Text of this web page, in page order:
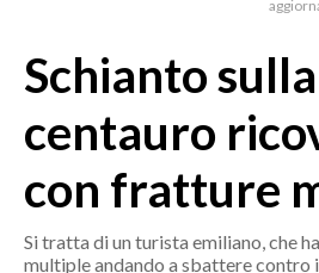
MEDIO CAMPIDANO
SASSARI E PROVINCIA
NUORO E PROVINCIA
OGLIASTRA
Schianto
centauro
con fratture
Si tratta di un turista emiliano, che
multiple andando a sbattere contro